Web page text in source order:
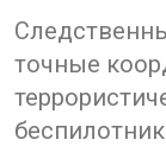
точные